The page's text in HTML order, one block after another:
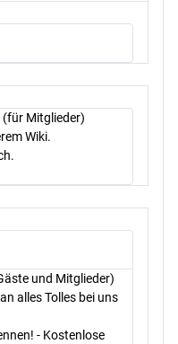
Mitglieder)
Wiki.
und Mitglieder)
alles Tolles bei uns
- Kostenlose